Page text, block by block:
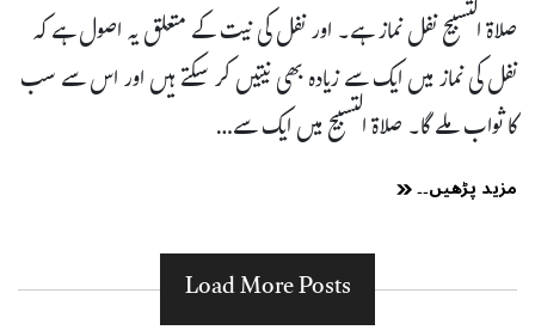
صلاۃ التسبیح نفل نماز ہے۔ اور نفل کی نیت کے متعلق یہ اصول ہے کہ
نفل کی نماز میں ایک سے زیادہ بھی نیتیں کر سکتے ہیں اور اس سے سب
کا ثواب ملے گا۔ صلاۃ التسبیح میں ایک سے…
مزید پڑھیں۔۔
Load More Posts